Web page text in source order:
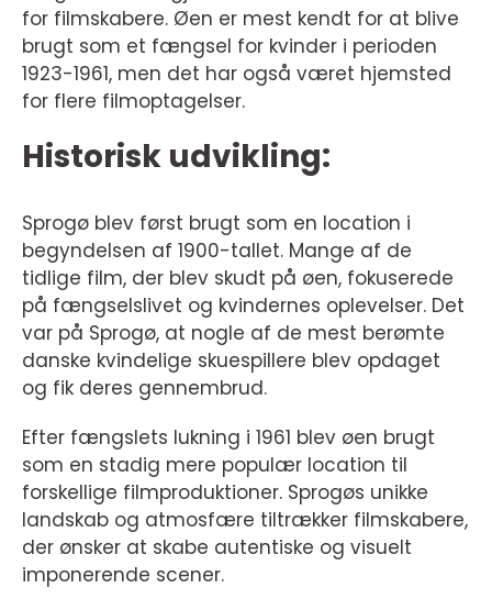
for filmskabere. Øen er mest kendt for at blive
brugt som et fængsel for kvinder i perioden
1923-1961, men det har også været hjemsted
for flere filmoptagelser.
Historisk udvikling:
Sprogø blev først brugt som en location i
begyndelsen af 1900-tallet. Mange af de
tidlige film, der blev skudt på øen, fokuserede
på fængselslivet og kvindernes oplevelser. Det
var på Sprogø, at nogle af de mest berømte
danske kvindelige skuespillere blev opdaget
og fik deres gennembrud.
Efter fængslets lukning i 1961 blev øen brugt
som en stadig mere populær location til
forskellige filmproduktioner. Sprogøs unikke
landskab og atmosfære tiltrækker filmskabere,
der ønsker at skabe autentiske og visuelt
imponerende scener.